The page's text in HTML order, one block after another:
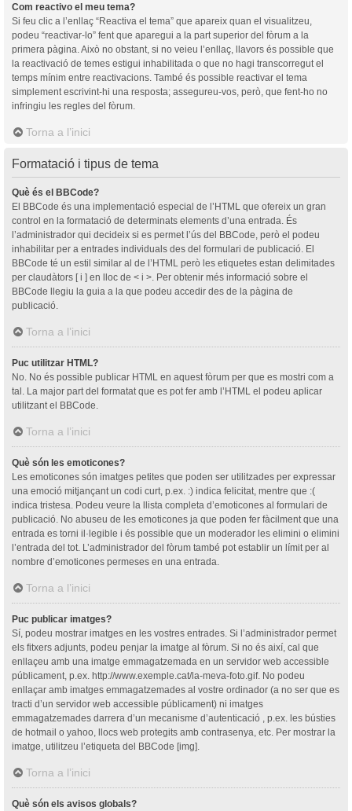
Com reactivo el meu tema?
Si feu clic a l’enllaç “Reactiva el tema” que apareix quan el visualitzeu,
podeu “reactivar-lo” fent que aparegui a la part superior del fòrum a la
primera pàgina. Això no obstant, si no veieu l’enllaç, llavors és possible que
la reactivació de temes estigui inhabilitada o que no hagi transcorregut el
temps mínim entre reactivacions. També és possible reactivar el tema
simplement escrivint-hi una resposta; assegureu-vos, però, que fent-ho no
infringiu les regles del fòrum.
Torna a l’inici
Formatació i tipus de tema
Què és el BBCode?
El BBCode és una implementació especial de l’HTML que ofereix un gran
control en la formatació de determinats elements d’una entrada. És
l’administrador qui decideix si es permet l’ús del BBCode, però el podeu
inhabilitar per a entrades individuals des del formulari de publicació. El
BBCode té un estil similar al de l’HTML però les etiquetes estan delimitades
per claudàtors [ i ] en lloc de < i >. Per obtenir més informació sobre el
BBCode llegiu la guia a la que podeu accedir des de la pàgina de
publicació.
Torna a l’inici
Puc utilitzar HTML?
No. No és possible publicar HTML en aquest fòrum per que es mostri com a
tal. La major part del formatat que es pot fer amb l’HTML el podeu aplicar
utilitzant el BBCode.
Torna a l’inici
Què són les emoticones?
Les emoticones són imatges petites que poden ser utilitzades per expressar
una emoció mitjançant un codi curt, p.ex. :) indica felicitat, mentre que :(
indica tristesa. Podeu veure la llista completa d’emoticones al formulari de
publicació. No abuseu de les emoticones ja que poden fer fàcilment que una
entrada es torni il·legible i és possible que un moderador les elimini o elimini
l’entrada del tot. L’administrador del fòrum també pot establir un límit per al
nombre d’emoticones permeses en una entrada.
Torna a l’inici
Puc publicar imatges?
Sí, podeu mostrar imatges en les vostres entrades. Si l’administrador permet
els fitxers adjunts, podeu penjar la imatge al fòrum. Si no és així, cal que
enllaçeu amb una imatge emmagatzemada en un servidor web accessible
públicament, p.ex. http://www.exemple.cat/la-meva-foto.gif. No podeu
enllaçar amb imatges emmagatzemades al vostre ordinador (a no ser que es
tracti d’un servidor web accessible públicament) ni imatges
emmagatzemades darrera d’un mecanisme d’autenticació , p.ex. les bústies
de hotmail o yahoo, llocs web protegits amb contrasenya, etc. Per mostrar la
imatge, utilitzeu l’etiqueta del BBCode [img].
Torna a l’inici
Què són els avisos globals?